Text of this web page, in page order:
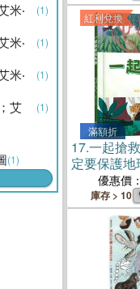
米‧ (1)
米‧ (1)
米‧ (1)
艾 (1)
(1)
紅利兌換
滿額折
17.一起搶
定要保護地
優惠價
庫存 > 10